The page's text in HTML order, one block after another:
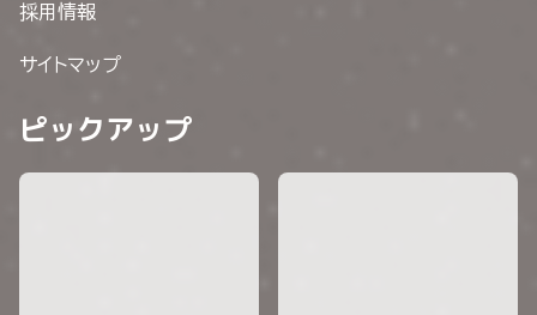
採用情報
サイトマップ
ピックアップ